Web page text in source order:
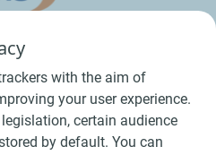
with the aim of
your user experience.
certain audience
by default. You can